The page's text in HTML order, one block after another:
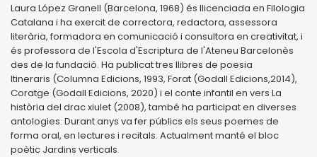
Laura López Granell (Barcelona, 1968) és llicenciada en Filologia
Catalana i ha exercit de correctora, redactora, assessora
literària, formadora en comunicació i consultora en creativitat, i
és professora de l'Escola d'Escriptura de l'Ateneu Barcelonès
des de la fundació. Ha publicat tres llibres de poesia
Itineraris (Columna Edicions, 1993, Forat (Godall Edicions,2014),
Coratge (Godall Edicions, 2020) i el conte infantil en vers La
història del drac xiulet (2008), també ha participat en diverses
antologies. Durant anys va fer públics els seus poemes de
forma oral, en lectures i recitals. Actualment manté el bloc
poètic Jardins verticals